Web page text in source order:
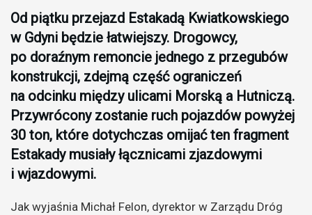
Od piątku przejazd Estakadą Kwiatkowskiego
w Gdyni będzie łatwiejszy. Drogowcy,
po doraźnym remoncie jednego z przegubów
konstrukcji, zdejmą część ograniczeń
na odcinku między ulicami Morską a Hutniczą.
Przywrócony zostanie ruch pojazdów powyżej
30 ton, które dotychczas omijać ten fragment
Estakady musiały łącznicami zjazdowymi
i wjazdowymi.
Jak wyjaśnia Michał Felon, dyrektor w Zarządu Dróg